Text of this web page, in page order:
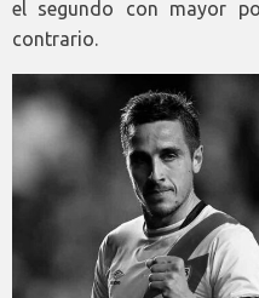
el segundo con mayor
contrario.